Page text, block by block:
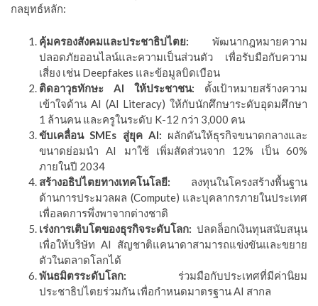
กลยุทธ์หลัก:
คุ้มครองสังคมและประชาธิปไตย: พัฒนากฎหมายความ
ปลอดภัยออนไลน์และความเป็นส่วนตัว เพื่อรับมือกับความ
เสี่ยง เช่น Deepfakes และข้อมูลบิดเบือน
ติดอาวุธทักษะ AI ให้ประชาชน: ตั้งเป้าหมายสร้างความ
เข้าใจด้าน AI (AI Literacy) ให้กับนักศึกษาระดับอุดมศึกษา
1 ล้านคน และครูในระดับ K-12 กว่า 3,000 คน
ขับเคลื่อน SMEs สู่ยุค AI: ผลักดันให้ธุรกิจขนาดกลางและ
ขนาดย่อมนำ AI มาใช้ เพิ่มสัดส่วนจาก 12% เป็น 60%
ภายในปี 2034
สร้างอธิปไตยทางเทคโนโลยี: ลงทุนในโครงสร้างพื้นฐาน
ด้านการประมวลผล (Compute) และบุคลากรภายในประเทศ
เพื่อลดการพึ่งพาจากต่างชาติ
เร่งการเติบโตของธุรกิจระดับโลก: ปลดล็อกเงินทุนสนับสนุน
เพื่อให้บริษัท AI สัญชาติแคนาดาสามารถแข่งขันและขยาย
ตัวในตลาดโลกได้
พันธมิตรระดับโลก: ร่วมมือกับประเทศที่มีค่านิยม
ประชาธิปไตยร่วมกัน เพื่อกำหนดมาตรฐาน AI สากล